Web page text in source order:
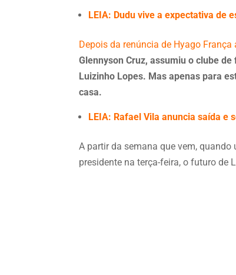
LEIA: Dudu vive a expectativa de
Depois da renúncia de Hyago
Glennyson Cruz, assumiu o clube
Luizinho Lopes. Mas apenas para
casa.
LEIA: Rafael Vila anuncia saída e
A partir da semana que vem,
presidente na terça-feira, o futuro de